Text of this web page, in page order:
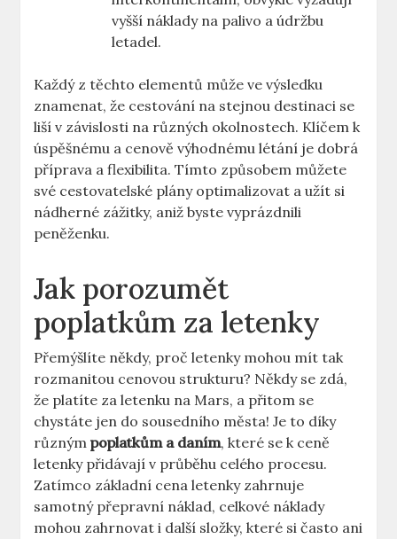
vyšší náklady na palivo a údržbu
letadel.
Každý z těchto elementů může ve výsledku
znamenat, že cestování na stejnou destinaci se
liší v závislosti na různých okolnostech. Klíčem k
úspěšnému a cenově výhodnému létání je dobrá
příprava a flexibilita. Tímto způsobem můžete
své cestovatelské plány optimalizovat a užít si
nádherné zážitky, aniž byste vyprázdnili
peněženku.
Jak porozumět
poplatkům za letenky
Přemýšlíte někdy, proč letenky mohou mít tak
rozmanitou cenovou strukturu? Někdy se zdá,
že platíte za letenku na Mars, a přitom se
chystáte jen do sousedního města! Je to díky
různýmpoplatkům a daním, které se k ceně
letenky přidávají v průběhu celého procesu.
Zatímco základní cena letenky zahrnuje
samotný přepravní náklad, celkové náklady
mohou zahrnovat i další složky, které si často ani